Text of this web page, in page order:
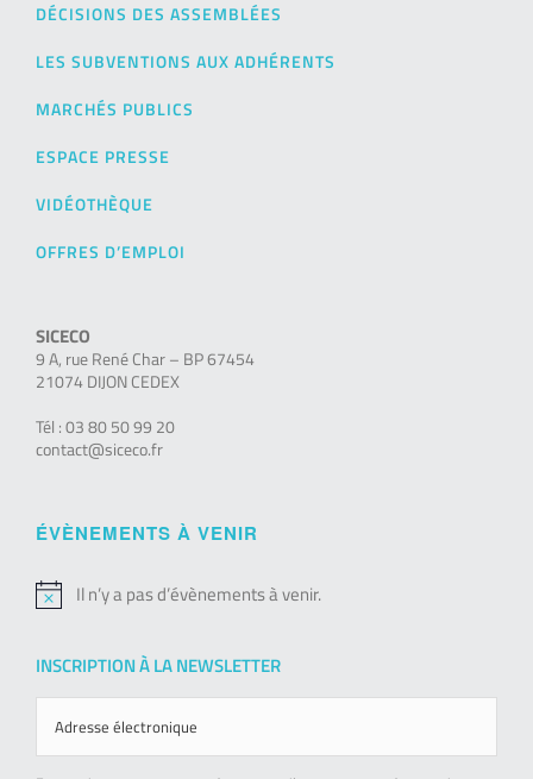
DÉCISIONS DES ASSEMBLÉES
LES SUBVENTIONS AUX ADHÉRENTS
MARCHÉS PUBLICS
ESPACE PRESSE
VIDÉOTHÈQUE
OFFRES D’EMPLOI
SICECO
9 A, rue René Char – BP 67454
21074 DIJON CEDEX
Tél : 03 80 50 99 20
contact@siceco.fr
ÉVÈNEMENTS À VENIR
Notice
Il n’y a pas d’évènements à venir.
INSCRIPTION À LA NEWSLETTER